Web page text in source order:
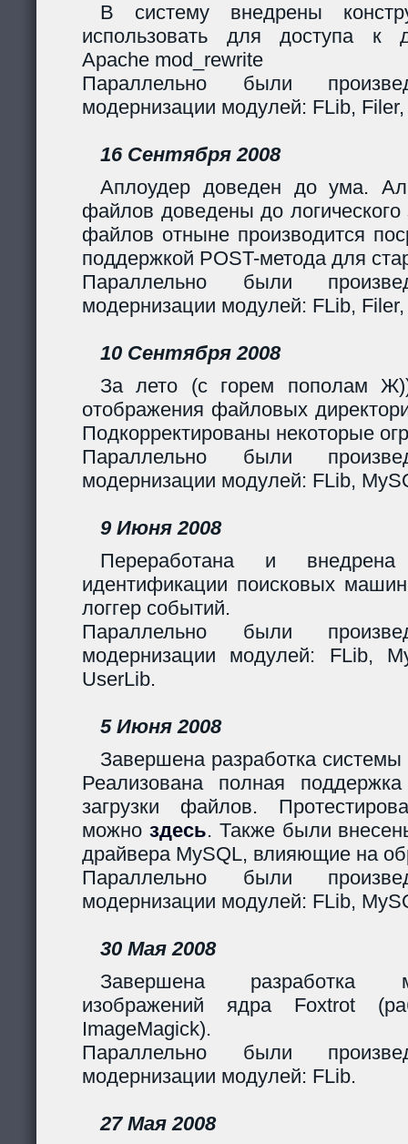
В систему внедрены
использовать для доступа к
Apache mod_rewrite
Параллельно были
модернизации модулей: FLib,
16 Сентября 2008
Аплоудер доведен до ума.
файлов доведены до логического
файлов отныне производится
поддержкой POST-метода для
Параллельно были
модернизации модулей: FLib,
10 Сентября 2008
За лето (с горем пополам
отображения файловых
Подкорректированы некоторые
Параллельно были
модернизации модулей: FLib,
9 Июня 2008
Переработана и
идентификации поисковых
логгер событий.
Параллельно были
модернизации модулей: FLib,
UserLib.
5 Июня 2008
Завершена разработка
Реализована полная
загрузки файлов.
можно здесь. Также были
драйвера MySQL, влияющие на
Параллельно были
модернизации модулей: FLib,
30 Мая 2008
Завершена разработка
изображений ядра Foxtrot
ImageMagick).
Параллельно были
модернизации модулей: FLib.
27 Мая 2008